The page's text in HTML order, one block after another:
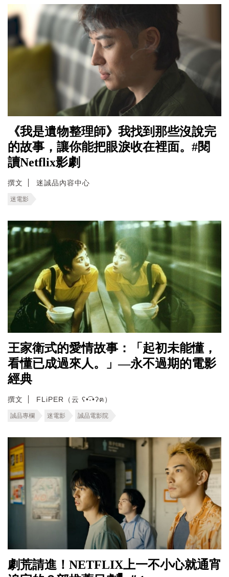
《我是遺物整理師》我找到那些沒說完
的故事，讓你能把眼淚收在裡面。#閱
讀Netflix影劇
撰文 迷誠品內容中心
迷電影
王家衛式的愛情故事：「起初未能懂，
看懂已成過來人。」—永不過期的電影
經典
撰文 FLiPER（云 ʕ•͡-•ʔฅ）
誠品專欄 迷電影 誠品電影院
劇荒請進！NETFLIX上一不小心就通宵